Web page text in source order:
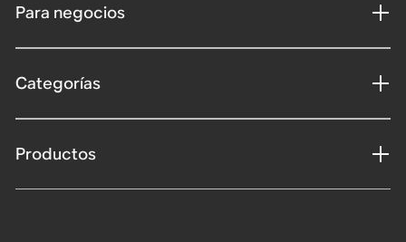
Para negocios
Categorías
Productos